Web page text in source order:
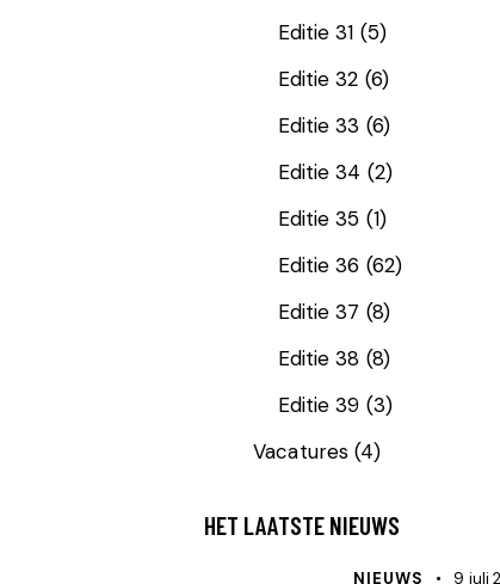
Editie 31 (5)
Editie 32 (6)
Editie 33 (6)
Editie 34 (2)
Editie 35 (1)
Editie 36 (62)
Editie 37 (8)
Editie 38 (8)
Editie 39 (3)
Vacatures (4)
HET LAATSTE NIEUWS
NIEUWS 9 juli